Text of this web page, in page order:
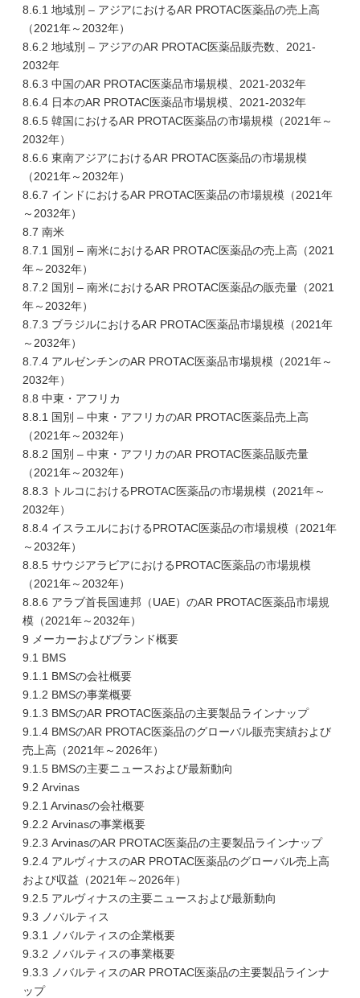
8.6.1 地域別 – アジアにおけるAR PROTAC医薬品の売上高
（2021年～2032年）
8.6.2 地域別 – アジアのAR PROTAC医薬品販売数、2021-
2032年
8.6.3 中国のAR PROTAC医薬品市場規模、2021-2032年
8.6.4 日本のAR PROTAC医薬品市場規模、2021-2032年
8.6.5 韓国におけるAR PROTAC医薬品の市場規模（2021年～
2032年）
8.6.6 東南アジアにおけるAR PROTAC医薬品の市場規模
（2021年～2032年）
8.6.7 インドにおけるAR PROTAC医薬品の市場規模（2021年
～2032年）
8.7 南米
8.7.1 国別 – 南米におけるAR PROTAC医薬品の売上高（2021
年～2032年）
8.7.2 国別 – 南米におけるAR PROTAC医薬品の販売量（2021
年～2032年）
8.7.3 ブラジルにおけるAR PROTAC医薬品市場規模（2021年
～2032年）
8.7.4 アルゼンチンのAR PROTAC医薬品市場規模（2021年～
2032年）
8.8 中東・アフリカ
8.8.1 国別 – 中東・アフリカのAR PROTAC医薬品売上高
（2021年～2032年）
8.8.2 国別 – 中東・アフリカのAR PROTAC医薬品販売量
（2021年～2032年）
8.8.3 トルコにおけるPROTAC医薬品の市場規模（2021年～
2032年）
8.8.4 イスラエルにおけるPROTAC医薬品の市場規模（2021年
～2032年）
8.8.5 サウジアラビアにおけるPROTAC医薬品の市場規模
（2021年～2032年）
8.8.6 アラブ首長国連邦（UAE）のAR PROTAC医薬品市場規
模（2021年～2032年）
9 メーカーおよびブランド概要
9.1 BMS
9.1.1 BMSの会社概要
9.1.2 BMSの事業概要
9.1.3 BMSのAR PROTAC医薬品の主要製品ラインナップ
9.1.4 BMSのAR PROTAC医薬品のグローバル販売実績および
売上高（2021年～2026年）
9.1.5 BMSの主要ニュースおよび最新動向
9.2 Arvinas
9.2.1 Arvinasの会社概要
9.2.2 Arvinasの事業概要
9.2.3 ArvinasのAR PROTAC医薬品の主要製品ラインナップ
9.2.4 アルヴィナスのAR PROTAC医薬品のグローバル売上高
および収益（2021年～2026年）
9.2.5 アルヴィナスの主要ニュースおよび最新動向
9.3 ノバルティス
9.3.1 ノバルティスの企業概要
9.3.2 ノバルティスの事業概要
9.3.3 ノバルティスのAR PROTAC医薬品の主要製品ラインナ
ップ